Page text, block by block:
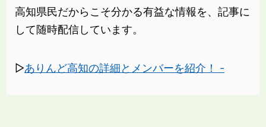
高知県民だからこそ分かる有益な情報を、記事に
して随時配信しています。
▷ありんど高知の詳細とメンバーを紹介！ -